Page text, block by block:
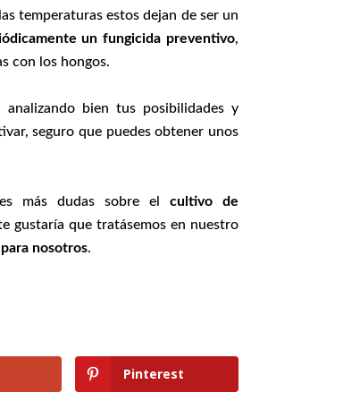
temperaturas estos dejan de ser un
un fungicida preventivo,
con los hongos.
analizando bien tus posibilidades y
seguro que puedes obtener unos
más dudas sobre el cultivo de
gustaría que tratásemos en nuestro
nosotros.
Pinterest